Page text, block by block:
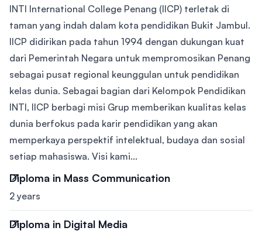
INTI International College Penang (IICP) terletak di
taman yang indah dalam kota pendidikan Bukit Jambul.
IICP didirikan pada tahun 1994 dengan dukungan kuat
dari Pemerintah Negara untuk mempromosikan Penang
sebagai pusat regional keunggulan untuk pendidikan
kelas dunia. Sebagai bagian dari Kelompok Pendidikan
INTI, IICP berbagi misi Grup memberikan kualitas kelas
dunia berfokus pada karir pendidikan yang akan
memperkaya perspektif intelektual, budaya dan sosial
setiap mahasiswa. Visi kami...
Diploma in Mass Communication
2 years
Diploma in Digital Media